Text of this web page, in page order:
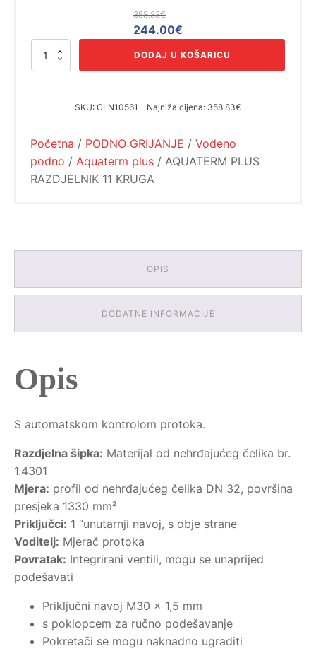
358.83€
Izvorna
358.83€.
244.00€
cijena
AQUATERM
DODAJ U KOŠARICU
SKU: CLN10561 Najniža cijena: 358.83€
Početna / PODNO GRIJANJE / Vodeno
podno / Aquaterm plus / AQUATERM PLUS
RAZDJELNIK 11 KRUGA
OPIS
DODATNE INFORMACIJE
Opis
S automatskom kontrolom protoka.
Razdjelna šipka: Materijal od nehrđajućeg čelika br.
1.4301
Mjera: profil od nehrđajućeg čelika DN 32, površina
presjeka 1330 mm²
Priključci: 1 “unutarnji navoj, s obje strane
Voditelj: Mjerač protoka
Povratak: Integrirani ventili, mogu se unaprijed
podešavati
Priključni navoj M30 x 1,5 mm
s poklopcem za ručno podešavanje
Pokretači se mogu naknadno ugraditi